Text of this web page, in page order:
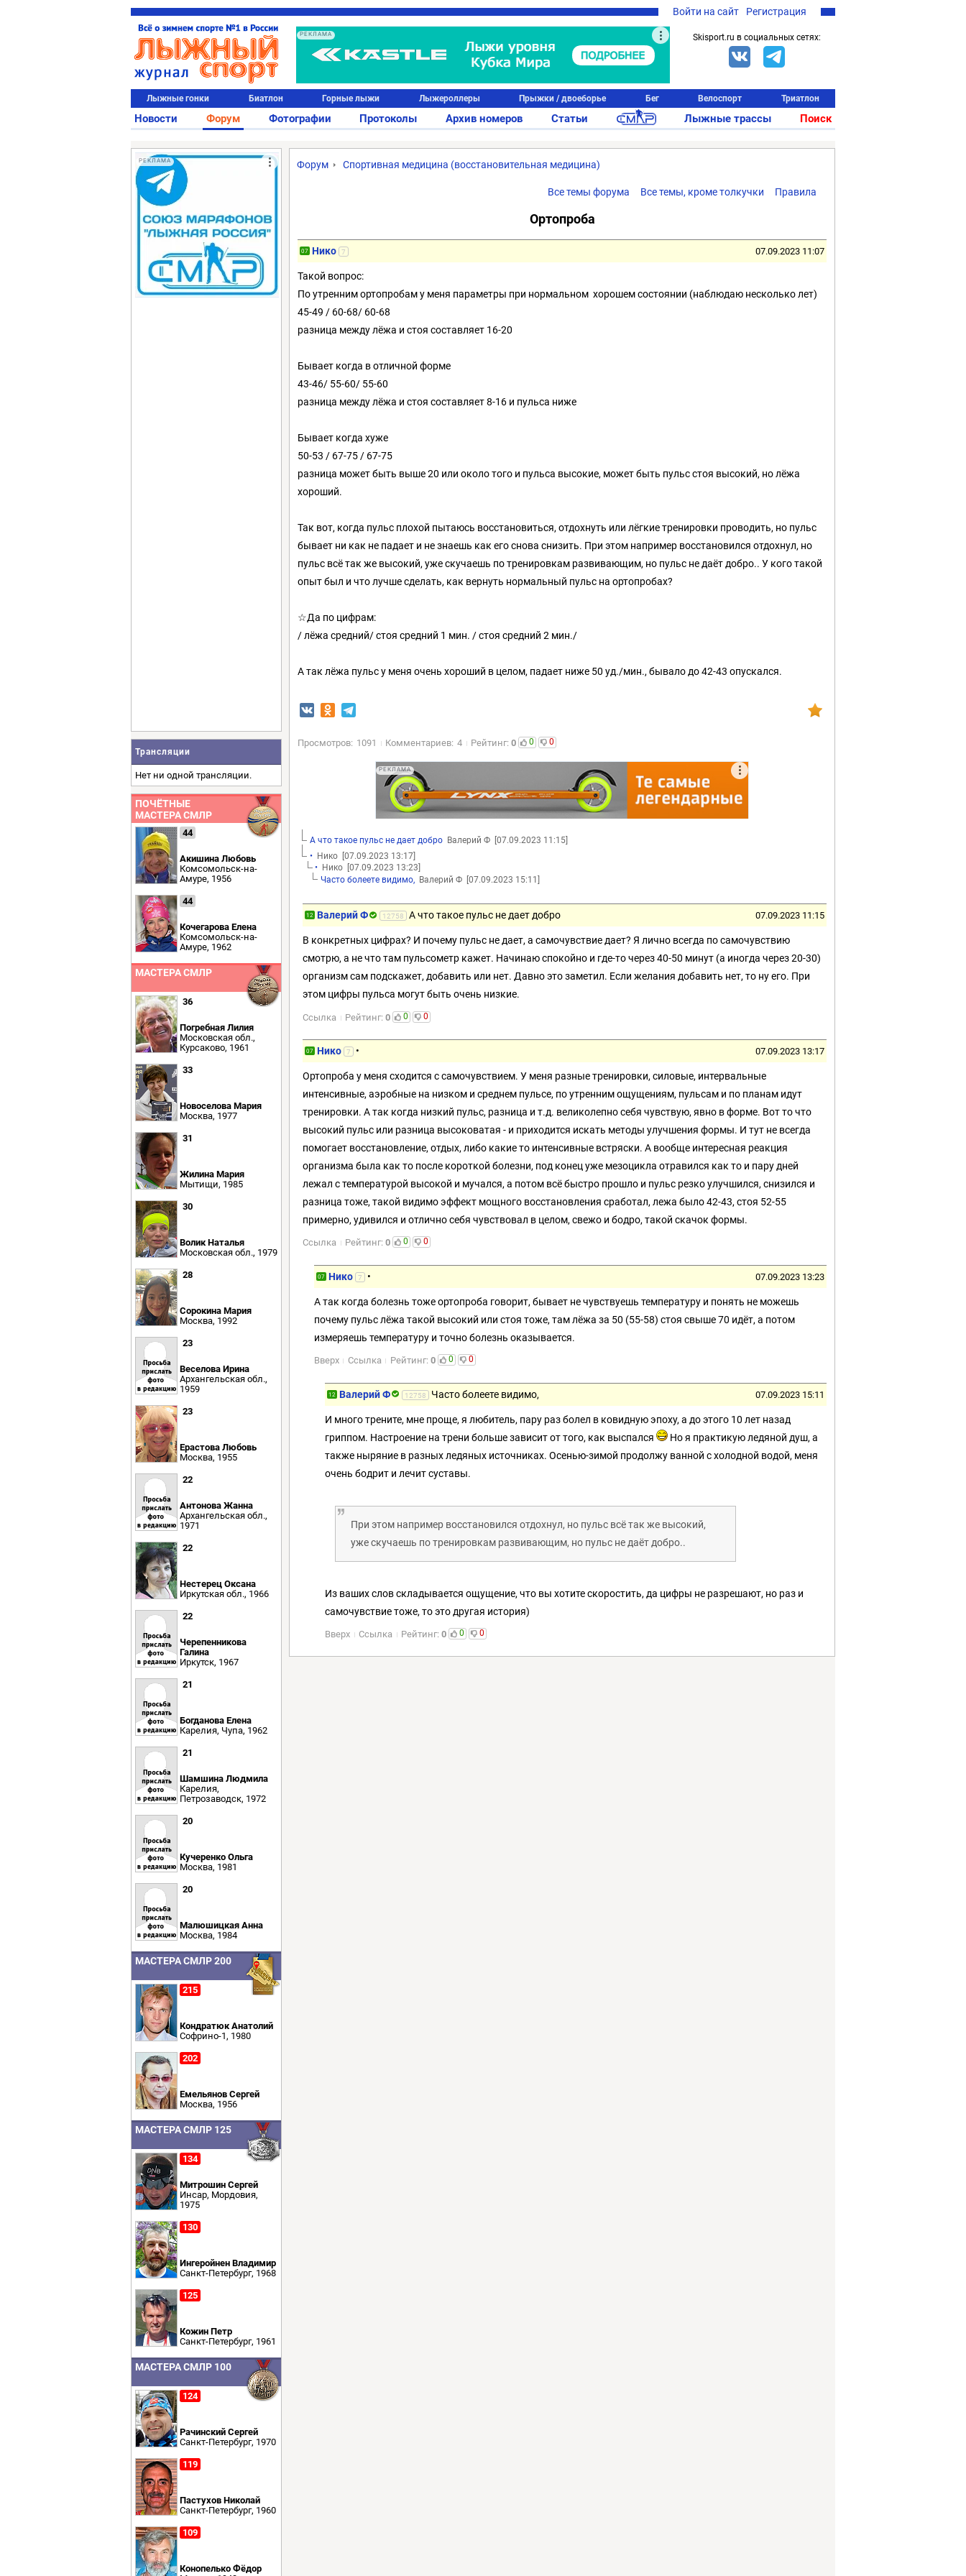
Войти на сайт Регистрация
РЕКЛАМА Skisport.ru в социальных сетях:
Лыжные гонки Биатлон Горные лыжи Лыжероллеры Прыжки / двоеборье Бег Велоспорт Триатлон
Новости Форум Фотографии Протоколы Архив номеров Статьи Лыжные трассы Поиск
РЕКЛАМА
Трансляции
Нет ни одной трансляции.
ПОЧЁТНЫЕ
МАСТЕРА СМЛР
44
Акишина Любовь
Комсомольск-на-
Амуре, 1956
44
Кочегарова Елена
Комсомольск-на-
Амуре, 1962
МАСТЕРА СМЛР
36
Погребная Лилия
Московская обл.,
Курсаково, 1961
33
Новоселова Мария
Москва, 1977
31
Жилина Мария
Мытищи, 1985
30
Волик Наталья
Московская обл., 1979
28
Сорокина Мария
Москва, 1992
23
Веселова Ирина
Архангельская обл.,
1959
23
Ерастова Любовь
Москва, 1955
22
Антонова Жанна
Архангельская обл.,
1971
22
Нестерец Оксана
Иркутская обл., 1966
22
Черепенникова
Галина
Иркутск, 1967
21
Богданова Елена
Карелия, Чупа, 1962
21
Шамшина Людмила
Карелия,
Петрозаводск, 1972
20
Кучеренко Ольга
Москва, 1981
20
Малюшицкая Анна
Москва, 1984
МАСТЕРА СМЛР 200
215
Кондратюк Анатолий
Софрино-1, 1980
202
Емельянов Сергей
Москва, 1956
МАСТЕРА СМЛР 125
134
Митрошин Сергей
Инсар, Мордовия,
1975
130
Ингеройнен Владимир
Санкт-Петербург, 1968
125
Кожин Петр
Санкт-Петербург, 1961
МАСТЕРА СМЛР 100
124
Рачинский Сергей
Санкт-Петербург, 1970
119
Пастухов Николай
Санкт-Петербург, 1960
109
Конопелько Фёдор
Форум Спортивная медицина (восстановительная медицина)
Правила
Все темы, кроме толкучки
Все темы форума
Ортопроба
07 Нико 7 07.09.2023 11:07
Такой вопрос:
По утренним ортопробам у меня параметры при нормальном хорошем состоянии (наблюдаю несколько лет)
45-49 / 60-68/ 60-68
разница между лёжа и стоя составляет 16-20
Бывает когда в отличной форме
43-46/ 55-60/ 55-60
разница между лёжа и стоя составляет 8-16 и пульса ниже
Бывает когда хуже
50-53 / 67-75 / 67-75
разница может быть выше 20 или около того и пульса высокие, может быть пульс стоя высокий, но лёжа
хороший.
Так вот, когда пульс плохой пытаюсь восстановиться, отдохнуть или лёгкие тренировки проводить, но пульс
бывает ни как не падает и не знаешь как его снова снизить. При этом например восстановился отдохнул, но
пульс всё так же высокий, уже скучаешь по тренировкам развивающим, но пульс не даёт добро.. У кого такой
опыт был и что лучше сделать, как вернуть нормальный пульс на ортопробах?
☆Да по цифрам:
/ лёжа средний/ стоя средний 1 мин. / стоя средний 2 мин./
А так лёжа пульс у меня очень хороший в целом, падает ниже 50 уд./мин., бывало до 42-43 опускался.
Просмотров: 1091 Комментариев: 4 Рейтинг:0 0 0
РЕКЛАМА
А что такое пульс не дает доброВалерий Ф
[07.09.2023 11:15]
•Нико [07.09.2023 13:17]
• Нико
[07.09.2023 13:23]
Часто болеете видимо,Валерий Ф [07.09.2023 15:11]
12 Валерий Ф 12758 А что такое пульс не дает добро 07.09.2023 11:15
В конкретных цифрах? И почему пульс не дает, а самочувствие дает? Я лично всегда по самочувствию
смотрю, а не что там пульсометр кажет. Начинаю спокойно и где-то через 40-50 минут (а иногда через 20-30)
организм сам подскажет, добавить или нет. Давно это заметил. Если желания добавить нет, то ну его. При
этом цифры пульса могут быть очень низкие.
Ссылка Рейтинг:0 0 0
07 Нико 7 • 07.09.2023 13:17
Ортопроба у меня сходится с самочувствием. У меня разные тренировки, силовые, интервальные
интенсивные, аэробные на низком и среднем пульсе, по утренним ощущениям, пульсам и по планам идут
тренировки. А так когда низкий пульс, разница и т.д. великолепно себя чувствую, явно в форме. Вот то что
высокий пульс или разница высоковатая - и приходится искать методы улучшения формы. И тут не всегда
помогает восстановление, отдых, либо какие то интенсивные встряски. А вообще интересная реакция
организма была как то после короткой болезни, под конец уже мезоцикла отравился как то и пару дней
лежал с температурой высокой и мучался, а потом всё быстро прошло и пульс резко улучшился, снизился и
разница тоже, такой видимо эффект мощного восстановления сработал, лежа было 42-43, стоя 52-55
примерно, удивился и отлично себя чувствовал в целом, свежо и бодро, такой скачок формы.
Ссылка Рейтинг:0 0 0
07 Нико 7 • 07.09.2023 13:23
А так когда болезнь тоже ортопроба говорит, бывает не чувствуешь температуру и понять не можешь
почему пульс лёжа такой высокий или стоя тоже, там лёжа за 50 (55-58) стоя свыше 70 идёт, а потом
измеряешь температуру и точно болезнь оказывается.
Вверх Ссылка Рейтинг: 0 0 0
12 Валерий Ф 12758 Часто болеете видимо, 07.09.2023 15:11
И много трените, мне проще, я любитель, пару раз болел в ковидную эпоху, а до этого 10 лет назад
гриппом. Настроение на трени больше зависит от того, как выспался
Но я практикую ледяной душ, а
также ныряние в разных ледяных источниках. Осенью-зимой продолжу ванной с холодной водой, меня
очень бодрит и лечит суставы.
При этом например восстановился отдохнул, но пульс всё так же высокий,
уже скучаешь по тренировкам развивающим, но пульс не даёт добро..
Из ваших слов складывается ощущение, что вы хотите скоростить, да цифры не разрешают, но раз и
самочувствие тоже, то это другая история)
Вверх Ссылка Рейтинг:0 0 0